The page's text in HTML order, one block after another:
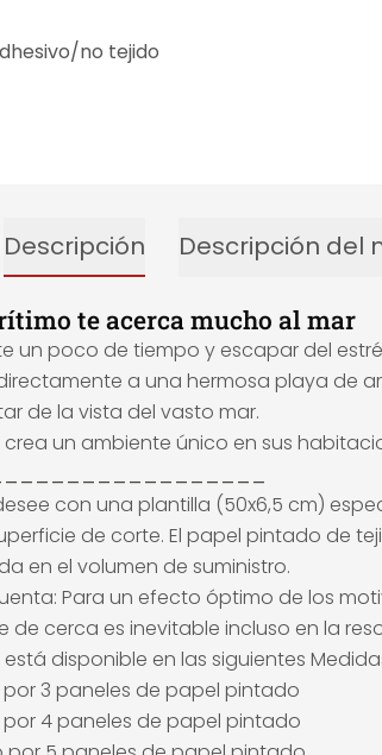
no tejido
Descripción Descripción del
te acerca mucho al mar
un poco de tiempo y escapar del
a una hermosa playa de
de la vista del vasto mar.
un ambiente único en sus
con una plantilla (50x6,5 cm)
de corte. El papel pintado de
en el volumen de suministro.
Para un efecto óptimo de los
de cerca es inevitable incluso en la
disponible en las siguientes
3 paneles de papel pintado
4 paneles de papel pintado